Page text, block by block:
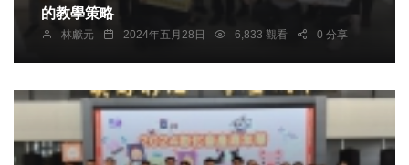
的教學策略
林獻元 2024年五月28日 6,833 觀看 0 分享